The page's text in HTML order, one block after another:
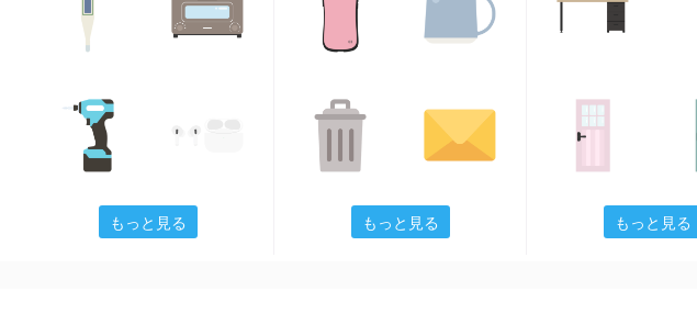
もっと見る もっと見る もっと見る